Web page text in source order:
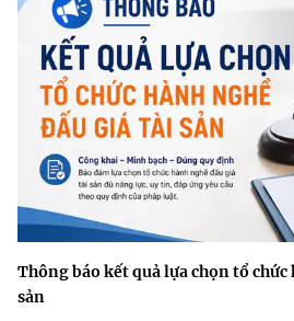
Thông báo kết quả lựa chọn tổ
sản